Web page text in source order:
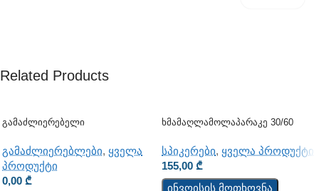
Related Products
Გამაძლიერებელი
გამაძლიერებლები, ყველა
პროდუქტი
0,00 ₾
Ხმამაღლამოლაპარაკე 30/60
სპიკერები, ყველა პროდუქტი
155,00 ₾
ინვოისის მოთხოვნა